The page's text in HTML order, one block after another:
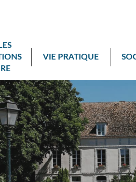
VIE PRATIQUE